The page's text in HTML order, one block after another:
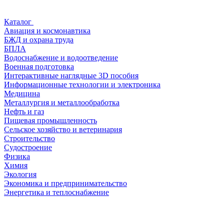
Каталог
Авиация и космонавтика
БЖД и охрана труда
БПЛА
Водоснабжение и водоотведение
Военная подготовка
Интерактивные наглядные 3D пособия
Информационные технологии и электроника
Медицина
Металлургия и металлообработка
Нефть и газ
Пищевая промышленность
Сельское хозяйство и ветеринария
Строительство
Судостроение
Физика
Химия
Экология
Экономика и предпринимательство
Энергетика и теплоснабжение